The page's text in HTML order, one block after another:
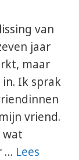
van
jaar
maar
Ik sprak
vriend.
wat
… Lees